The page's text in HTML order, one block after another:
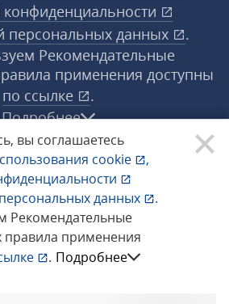
вы соглашаетесь
cookie
,
данных
.
Рекомендательные
правила применения
. Подробнее
персональных данных
.
Рекомендательные
применения доступны
по ссылке
.
Подробнее
®. Все права
защищены.
об ошибке